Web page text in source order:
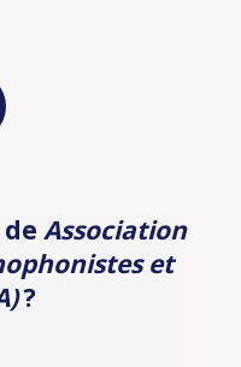
Association
et
?